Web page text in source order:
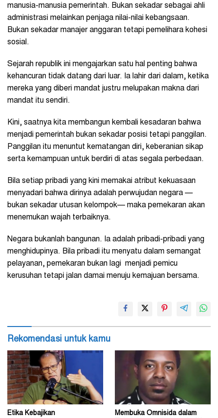
manusia-manusia pemerintah. Bukan sekadar sebagai ahli
administrasi melainkan penjaga nilai-nilai kebangsaan.
Bukan sekadar manajer anggaran tetapi pemelihara kohesi
sosial.
Sejarah republik ini mengajarkan satu hal penting bahwa
kehancuran tidak datang dari luar. Ia lahir dari dalam, ketika
mereka yang diberi mandat justru melupakan makna dari
mandat itu sendiri.
Kini, saatnya kita membangun kembali kesadaran bahwa
menjadi pemerintah bukan sekadar posisi tetapi panggilan.
Panggilan itu menuntut kematangan diri, keberanian sikap
serta kemampuan untuk berdiri di atas segala perbedaan.
Bila setiap pribadi yang kini memakai atribut kekuasaan
menyadari bahwa dirinya adalah perwujudan negara —
bukan sekadar utusan kelompok— maka pemekaran akan
menemukan wajah terbaiknya.
Negara bukanlah bangunan. Ia adalah pribadi-pribadi yang
menghidupinya. Bila pribadi itu menyatu dalam semangat
pelayanan, pemekaran bukan lagi menjadi pemicu
kerusuhan tetapi jalan damai menuju kemajuan bersama.
Rekomendasi untuk kamu
Etika Kebajikan
Membuka Omnisida dalam